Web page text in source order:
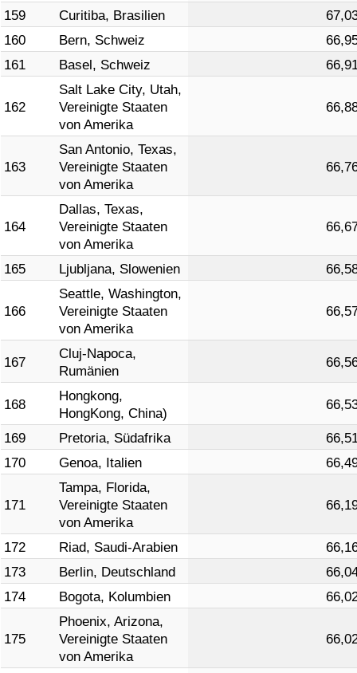
159 Curitiba, Brasilien
160
Bern, Schweiz
161
Basel, Schweiz
162
Salt Lake City, Utah,
Vereinigte Staaten
von Amerika
163
San Antonio, Texas,
Vereinigte Staaten
von Amerika
164
Dallas, Texas,
Vereinigte Staaten
von Amerika
165 Ljubljana, Slowenien
166
Seattle, Washington,
Vereinigte Staaten
von Amerika
167
Cluj-Napoca,
Rumänien
168
Hongkong,
HongKong, China)
169 Pretoria, Südafrika
170
Genoa, Italien
171
Tampa, Florida,
Vereinigte Staaten
von Amerika
172 Riad, Saudi-Arabien
173
Berlin, Deutschland
174
Bogota, Kolumbien
175
Phoenix, Arizona,
Vereinigte Staaten
von Amerika